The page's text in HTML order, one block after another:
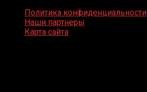
Политика конфиденциальности
Наши партнеры
Карта сайта